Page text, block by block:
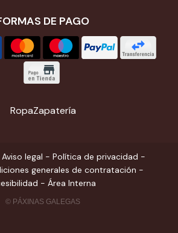
DE PAGO
RopaZapatería
Aviso legal - Política de privacidad -
generales de contratación -
- Área Interna
© PÁXINAS GALEGAS